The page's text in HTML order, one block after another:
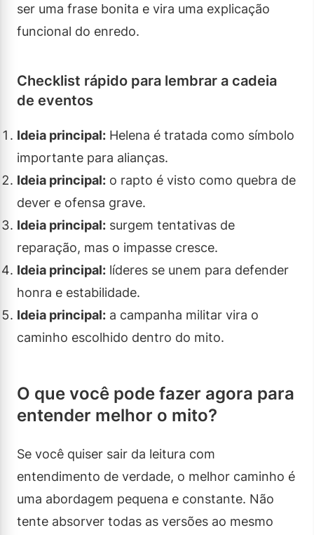
ser uma frase bonita e vira uma explicação
funcional do enredo.
Checklist rápido para lembrar a cadeia
de eventos
Ideia principal: Helena é tratada como símbolo
importante para alianças.
Ideia principal: o rapto é visto como quebra de
dever e ofensa grave.
Ideia principal: surgem tentativas de
reparação, mas o impasse cresce.
Ideia principal: líderes se unem para defender
honra e estabilidade.
Ideia principal: a campanha militar vira o
caminho escolhido dentro do mito.
O que você pode fazer agora para
entender melhor o mito?
Se você quiser sair da leitura com
entendimento de verdade, o melhor caminho é
uma abordagem pequena e constante. Não
tente absorver todas as versões ao mesmo